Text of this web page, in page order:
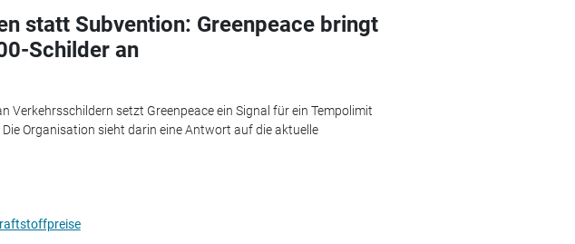
statt Subvention: Greenpeace bringt
Schilder an
Verkehrsschildern setzt Greenpeace ein Signal für ein Tempolimit
Organisation sieht darin eine Antwort auf die aktuelle